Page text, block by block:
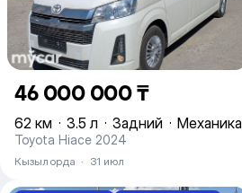
46 000 000 ₸
62 км · 3.5 л · Задний · Механика
Toyota Hiace 2024
Кызылорда · 31 июл